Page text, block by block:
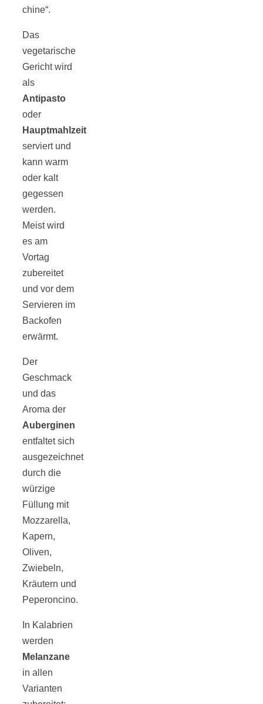
chine“.
Das
vegetarische
Gericht wird
als
Antipasto
oder
Hauptmahlzeit
serviert und
kann warm
oder kalt
gegessen
werden.
Meist wird
es am
Vortag
zubereitet
und vor dem
Servieren im
Backofen
erwärmt.
Der
Geschmack
und das
Aroma der
Auberginen
entfaltet sich
ausgezeichnet
durch die
würzige
Füllung mit
Mozzarella,
Kapern,
Oliven,
Zwiebeln,
Kräutern und
Peperoncino.
In Kalabrien
werden
Melanzane
in allen
Varianten